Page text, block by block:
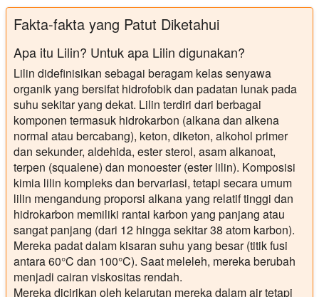
Fakta-fakta yang Patut Diketahui
Apa itu Lilin? Untuk apa Lilin digunakan?
Lilin didefinisikan sebagai beragam kelas senyawa
organik yang bersifat hidrofobik dan padatan lunak pada
suhu sekitar yang dekat. Lilin terdiri dari berbagai
komponen termasuk hidrokarbon (alkana dan alkena
normal atau bercabang), keton, diketon, alkohol primer
dan sekunder, aldehida, ester sterol, asam alkanoat,
terpen (squalene) dan monoester (ester lilin). Komposisi
kimia lilin kompleks dan bervariasi, tetapi secara umum
lilin mengandung proporsi alkana yang relatif tinggi dan
hidrokarbon memiliki rantai karbon yang panjang atau
sangat panjang (dari 12 hingga sekitar 38 atom karbon).
Mereka padat dalam kisaran suhu yang besar (titik fusi
antara 60°C dan 100°C). Saat meleleh, mereka berubah
menjadi cairan viskositas rendah.
Mereka dicirikan oleh kelarutan mereka dalam air tetapi